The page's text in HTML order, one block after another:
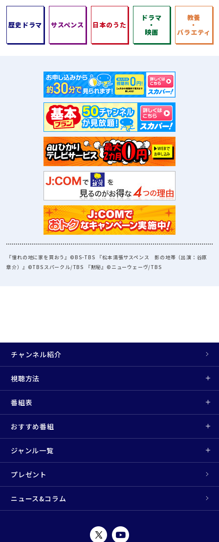
歴史ドラマ サスペンス 日本のうた
ドラマ
・
映画
教養
・
バラエティ
『憧れの地に家を買おう』©BS-TBS 『松本清張サスペンス 影の地帯（出演：谷原
章介）』©TBSスパークル/TBS 『黙秘』©ニューウェーヴ/TBS
チャンネル紹介
視聴方法
番組表
おすすめ番組
ジャンル一覧
プレゼント
ニュース&コラム